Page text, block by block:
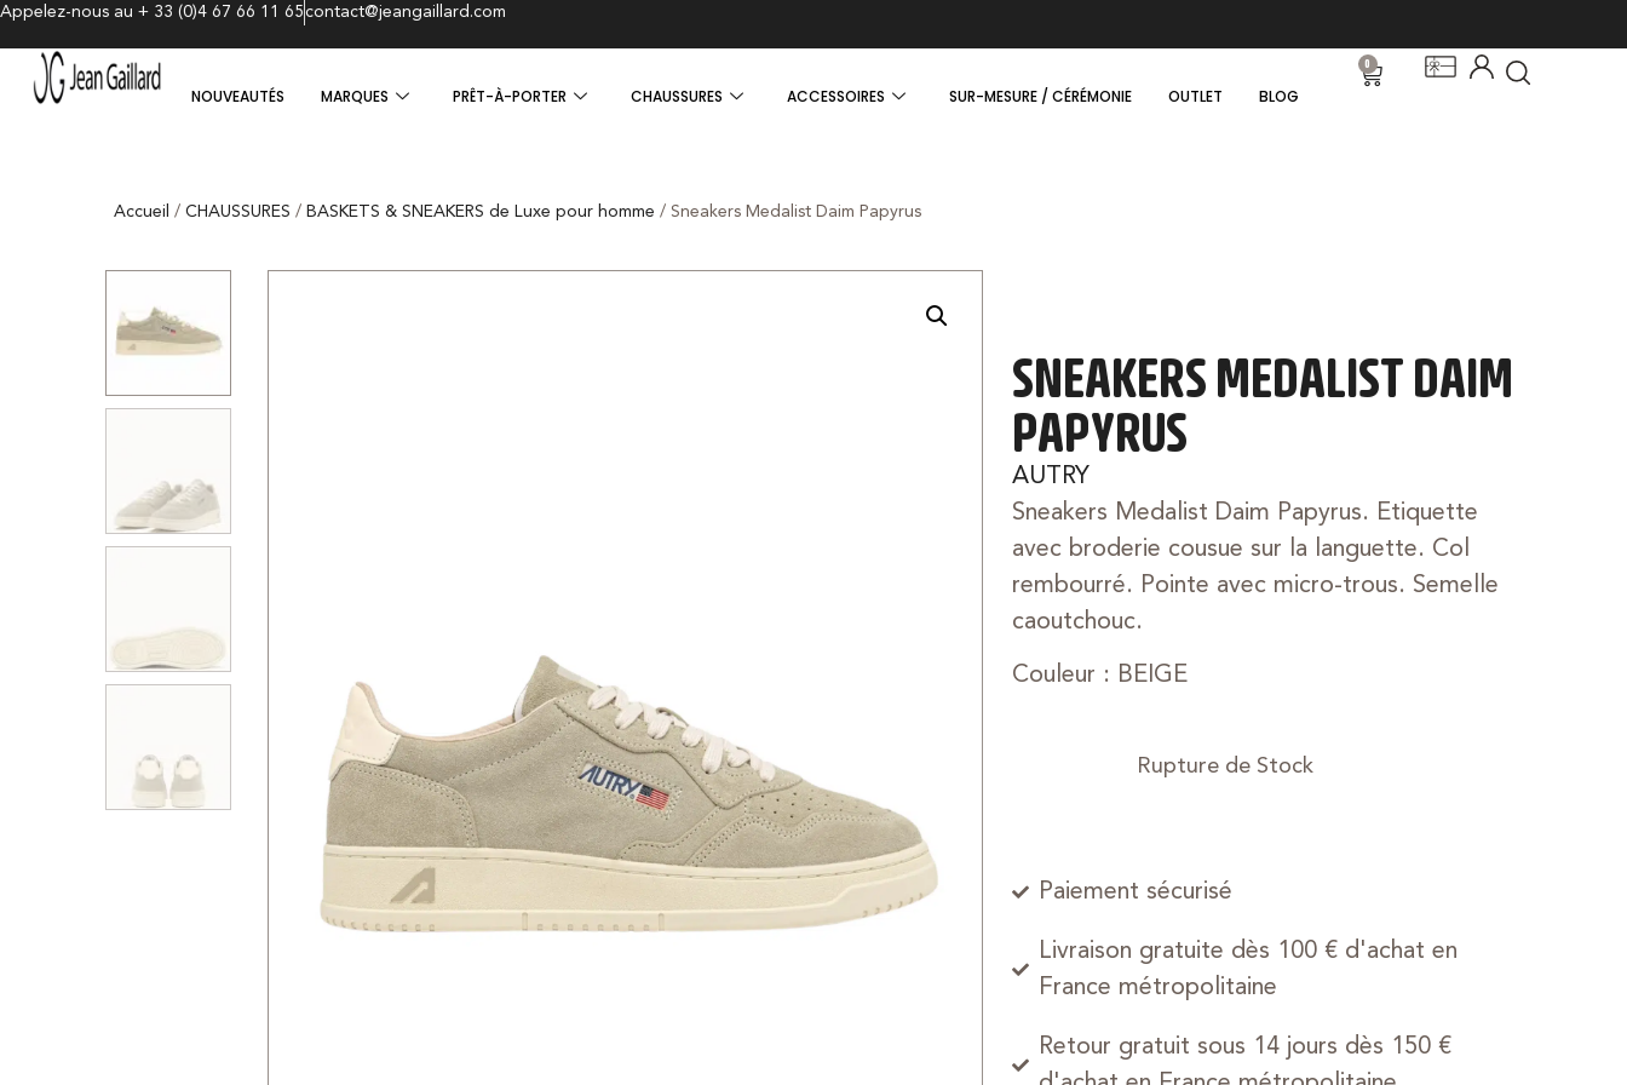
Appelez-nous au + 33 (0)4 67 66 11 65contact@jeangaillard.com
NOUVEAUTÉS MARQUES PRÊT-À-PORTER CHAUSSURES ACCESSOIRES SUR-MESURE / CÉRÉMONIE OUTLET BLOG
0
Accueil /CHAUSSURES / BASKETS & SNEAKERS de Luxe pour homme / Sneakers Medalist Daim Papyrus
SNEAKERS MEDALIST DAIM
PAPYRUS
AUTRY
Sneakers Medalist Daim Papyrus. Etiquette
avec broderie cousue sur la languette. Col
rembourré. Pointe avec micro-trous. Semelle
caoutchouc.
Couleur : BEIGE
Paiement sécurisé
Livraison gratuite dès 100 € d'achat en
France métropolitaine
Retour gratuit sous 14 jours dès 150 €